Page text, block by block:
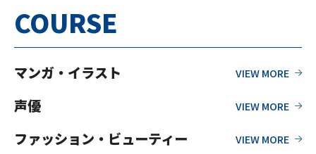
COURSE
マンガ・イラスト
声優
ファッション・ビューティー